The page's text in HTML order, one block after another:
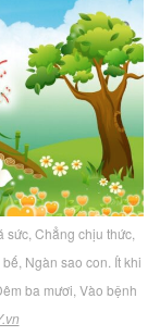
sức, Chẳng chịu thức,
Ngàn sao con. Ít khi
ba mươi, Vào bệnh